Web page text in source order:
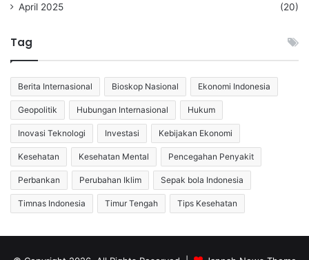
April 2025
(20)
Tag
Berita Internasional Bioskop Nasional Ekonomi Indonesia
Geopolitik Hubungan Internasional Hukum
Inovasi Teknologi Investasi Kebijakan Ekonomi
Kesehatan Kesehatan Mental Pencegahan Penyakit
Perbankan Perubahan Iklim Sepak bola Indonesia
Timnas Indonesia Timur Tengah Tips Kesehatan